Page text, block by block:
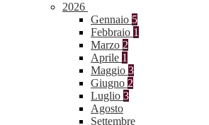
2026
Gennaio 5
Febbraio 1
Marzo 2
Aprile 1
Maggio 3
Giugno 2
Luglio 3
Agosto
Settembre